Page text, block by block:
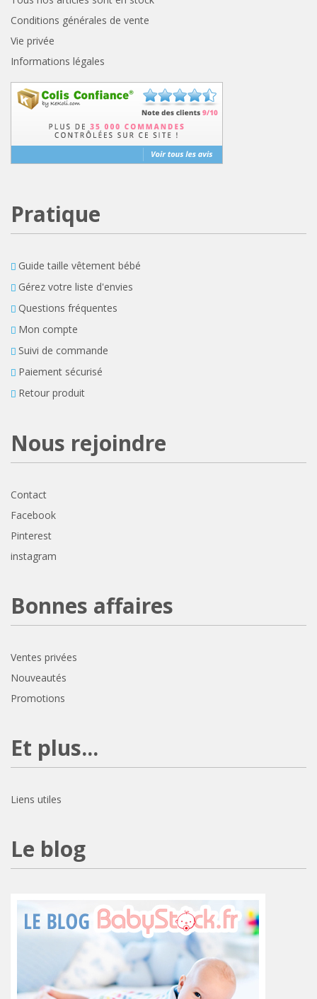
Conditions générales de vente
Vie privée
Informations légales
Pratique
Guide taille vêtement bébé
Gérez votre liste d'envies
Questions fréquentes
Mon compte
Suivi de commande
Paiement sécurisé
Retour produit
Nous rejoindre
Contact
Facebook
Pinterest
instagram
Bonnes affaires
Ventes privées
Nouveautés
Promotions
Et plus...
Liens utiles
Le blog